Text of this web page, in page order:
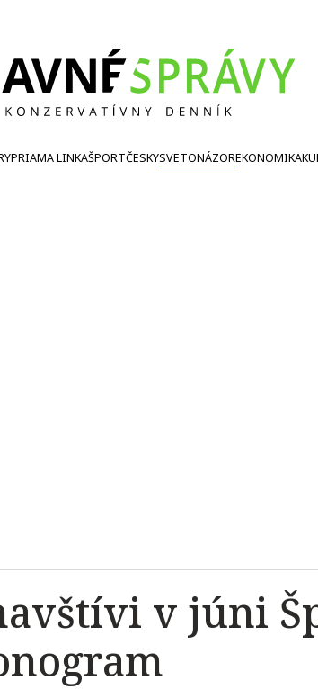
PRIAMA LINKAŠPORTČESKYSVETONÁZOREKONOMIKA
v júni